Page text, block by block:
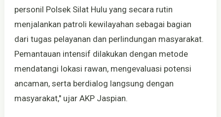
personil Polsek Silat Hulu yang secara rutin
menjalankan patroli kewilayahan sebagai bagian
dari tugas pelayanan dan perlindungan masyarakat.
Pemantauan intensif dilakukan dengan metode
mendatangi lokasi rawan, mengevaluasi potensi
ancaman, serta berdialog langsung dengan
masyarakat," ujar AKP Jaspian.